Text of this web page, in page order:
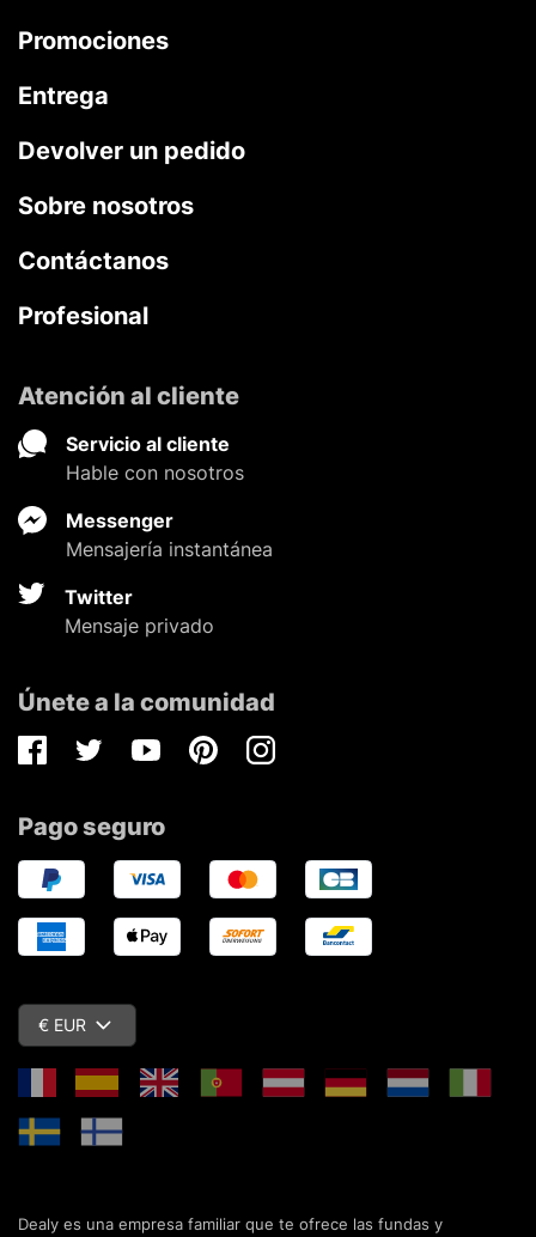
Promociones
Entrega
Devolver un pedido
Sobre nosotros
Contáctanos
Profesional
Atención al cliente
Servicio al cliente
Hable con nosotros
Messenger
Mensajería instantánea
Twitter
Mensaje privado
Únete a la comunidad
FacebookTwitterYoutubePinterestInstagram
Pago seguro
€ EUR
Dealy es una empresa familiar que te ofrece las fundas y